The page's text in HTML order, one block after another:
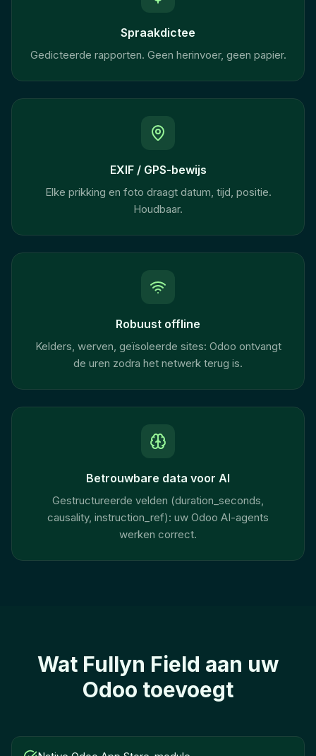
Spraakdictee
Gedicteerde rapporten. Geen herinvoer, geen papier.
EXIF / GPS-bewijs
Elke prikking en foto draagt datum, tijd, positie.
Houdbaar.
Robuust offline
Kelders, werven, geïsoleerde sites: Odoo ontvangt
de uren zodra het netwerk terug is.
Betrouwbare data voor AI
Gestructureerde velden (duration_seconds,
causality, instruction_ref): uw Odoo AI-agents
werken correct.
Wat Fullyn Field aan uw
Odoo toevoegt